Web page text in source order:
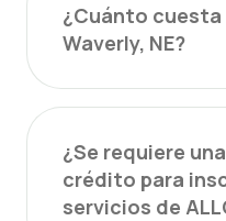
¿Cuánto
Waverly, NE?
¿Se requiere
crédito para
servicios de